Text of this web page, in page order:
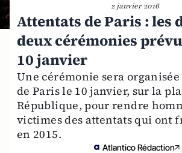
2 janvier 2016
Attentats de Paris : les
deux cérémonies
10 janvier
Une cérémonie sera
de Paris le 10 janvier, sur la
République, pour rendre
victimes des attentats qui ont
en 2015.
Atlantico Rédaction